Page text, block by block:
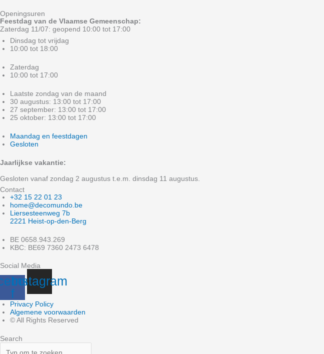
Openingsuren
Feestdag van de Vlaamse Gemeenschap:
Zaterdag 11/07: geopend 10:00 tot 17:00
Dinsdag tot vrijdag
10:00 tot 18:00
Zaterdag
10:00 tot 17:00
Laatste zondag van de maand
30 augustus: 13:00 tot 17:00
27 september: 13:00 tot 17:00
25 oktober: 13:00 tot 17:00
Maandag en feestdagen
Gesloten
Jaarlijkse vakantie:
Gesloten vanaf zondag 2 augustus t.e.m. dinsdag 11 augustus.
Contact
+32 15 22 01 23
home@decomundo.be
Liersesteenweg 7b
2221 Heist-op-den-Berg
BE 0658.943.269
KBC: BE69 7360 2473 6478
Social Media
f
Instagram
Privacy Policy
Algemene voorwaarden
© All Rights Reserved
Search